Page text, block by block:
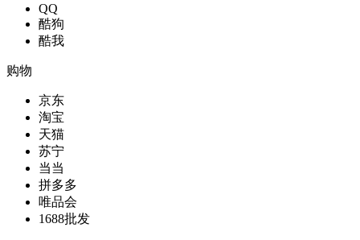
QQ
酷狗
酷我
购物
京东
淘宝
天猫
苏宁
当当
拼多多
唯品会
1688批发